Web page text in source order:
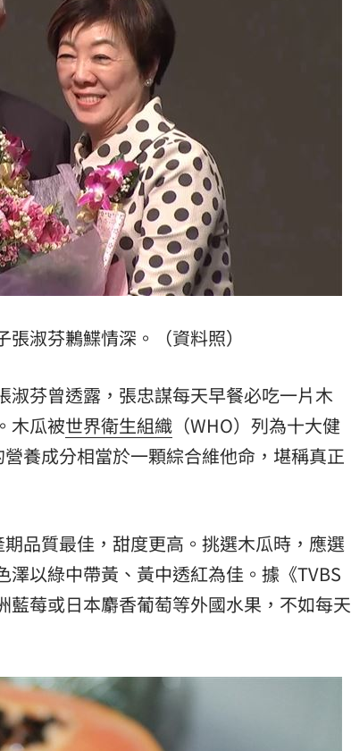
張淑芬鶼鰈情深。（資料照）
淑芬曾透露，張忠謀每天早餐必吃一片木
木瓜被世界衛生組織 （WHO）列為十大健
養成分相當於一顆綜合維他命，堪稱真正
品質最佳，甜度更高。挑選木瓜時，應選
以綠中帶黃、黃中透紅為佳。據《TVBS
莓或日本麝香葡萄等外國水果，不如每天